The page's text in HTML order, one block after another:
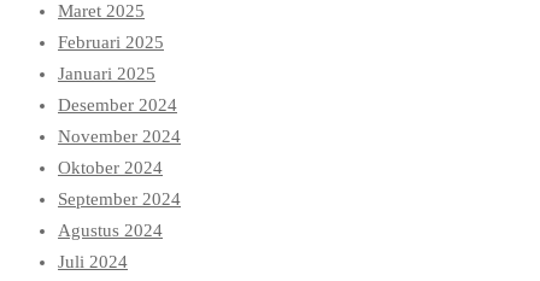
Maret 2025
Februari 2025
Januari 2025
Desember 2024
November 2024
Oktober 2024
September 2024
Agustus 2024
Juli 2024